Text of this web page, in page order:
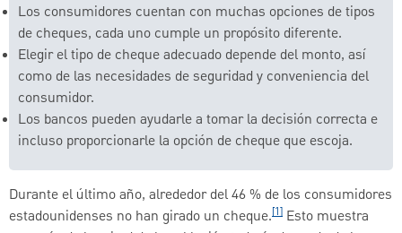
Los consumidores cuentan con muchas opciones de tipos
de cheques, cada uno cumple un propósito diferente.
Elegir el tipo de cheque adecuado depende del monto, así
como de las necesidades de seguridad y conveniencia del
consumidor.
Los bancos pueden ayudarle a tomar la decisión correcta e
incluso proporcionarle la opción de cheque que escoja.
Durante el último año, alrededor del 46 % de los consumidores
estadounidenses no han girado un cheque.[1] Esto muestra